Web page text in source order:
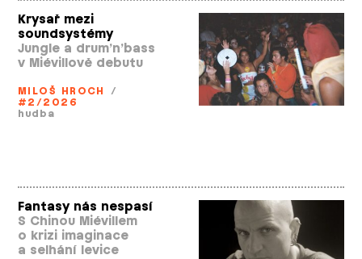
Krysař mezi
soundsystémy
Jungle a drum’n’bass
v Miévillově debutu
MILOŠ HROCH
/
#2/2026
hudba
Fantasy nás nespasí
S Chinou Miévillem
o krizi imaginace
a selhání levice